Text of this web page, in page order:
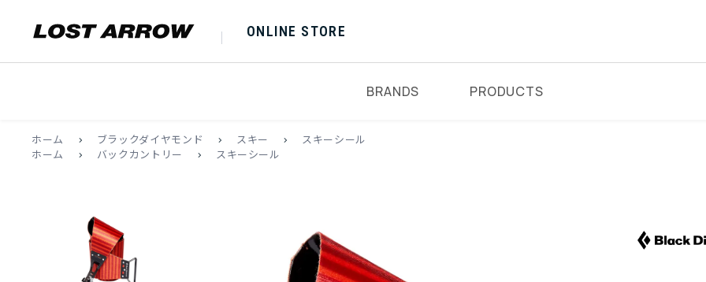
ONLINE STORE
BRANDS PRODUCTS
ホーム > ブラックダイヤモンド > スキー >
スキーシール
ホーム
> バックカントリー > スキーシール